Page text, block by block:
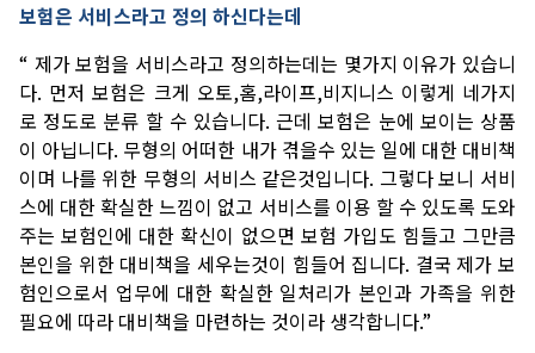
보험은 서비스라고 정의 하신다는데
“ 제가보험을 서비스라고 정의하는데는 몇가지 이유가 있습니
다. 먼저 보험은 크게 오토,홈,라이프,비지니스 이렇게 네가지
로 정도로 분류 할 수 있습니다.근데 보험은 눈에 보이는 상품
이 아닙니다. 무형의 어떠한 내가 겪을수 있는 일에 대한 대비책
이며 나를 위한 무형의 서비스 같은것입니다. 그렇다보니 서비
스에 대한 확실한느낌이 없고 서비스를 이용 할 수 있도록 도와
주는 보험인에 대한 확신이 없으면 보험 가입도 힘들고 그만큼
본인을 위한 대비책을 세우는것이 힘들어 집니다. 결국 제가 보
험인으로서 업무에 대한 확실한 일처리가 본인과 가족을 위한
필요에 따라 대비책을 마련하는 것이라 생각합니다.”